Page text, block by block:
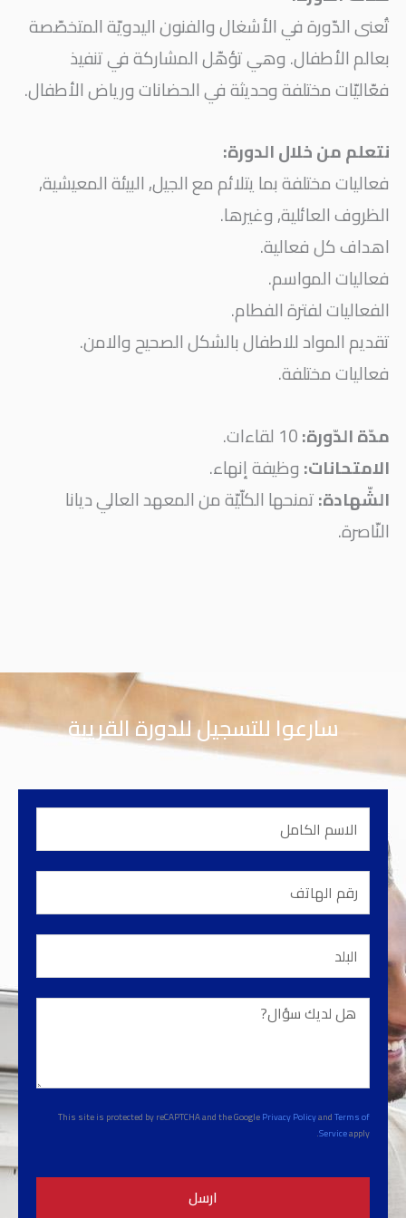
تُعنى الدّورة في الأشغال والفنون اليدويّة المتخصّصة
بعالم الأطفال. وهي تؤهّل المشاركة في تنفيذ
فعّاليّات مختلفة وحديثة في الحضانات ورياض الأطفال.
نتعلم من خلال الدورة:
فعاليات مختلفة بما يتلائم مع الجيل, البيئة المعيشية,
الظروف العائلية, وغيرها.
اهداف كل فعالية.
فعاليات المواسم.
الفعاليات لفترة الفطام.
تقديم المواد للاطفال بالشكل الصحيح والامن.
فعاليات مختلفة.
مدّة الدّورة:10 لقاءات.
الامتحانات:وظيفة إنهاء.
الشّهادة:تمنحها الكلّيّة من المعهد العالي ديانا
النّاصرة.
سارعوا للتسجيل للدورة القريبة
الاسم
الكامل
رقم
الهاتف
البلد
هل
This site is protected by reCAPTCHA and the GooglePrivacy PolicyandTerms of
Serviceapply.
ارسل